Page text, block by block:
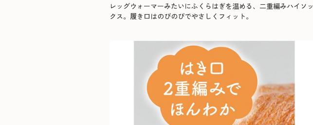
レッグウォーマーみたいにふくらはぎを温める、二重編みハイソッ
クス。履き口はのびのびでやさしくフィット。